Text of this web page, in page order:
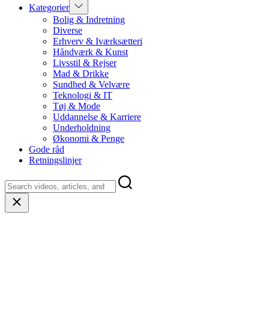
Kategorier Show
sub
menu
Bolig & Indretning
Diverse
Erhverv & Iværksætteri
Håndværk & Kunst
Livsstil & Rejser
Mad & Drikke
Sundhed & Velvære
Teknologi & IT
Tøj & Mode
Uddannelse & Karriere
Underholdning
Økonomi & Penge
Gode råd
Retningslinjer
Close
search